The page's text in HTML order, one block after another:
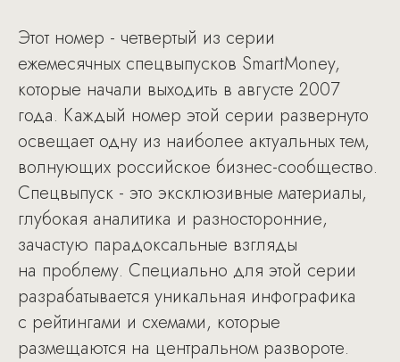
Этот номер - четвертый из серии
ежемесячных спецвыпусков SmartMoney,
которые начали выходить в августе 2007
года. Каждый номер этой серии развернуто
освещает одну из наиболее актуальных тем,
волнующих российское бизнес-сообщество.
Спецвыпуск - это эксклюзивные материалы,
глубокая аналитика и разносторонние,
зачастую парадоксальные взгляды
на проблему. Специально для этой серии
разрабатывается уникальная инфографика
с рейтингами и схемами, которые
размещаются на центральном развороте.